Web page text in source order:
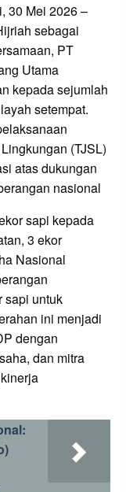
30 Mei 2026 –
sebagai
PT
Utama
kepada sejumlah
setempat.
(TJSL)
atas dukungan
nasional
sapi kepada
3 ekor
Nasional
sapi untuk
ini menjadi
dengan
dan mitra